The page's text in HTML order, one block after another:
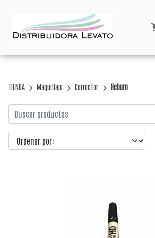
TIENDA Maquillaje Corrector Heburn